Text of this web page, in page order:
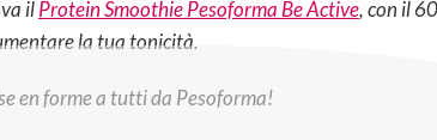
ilProtein Smoothie Pesoforma Be Active, con il
la tua tonicità.
en forme a tutti da Pesoforma!